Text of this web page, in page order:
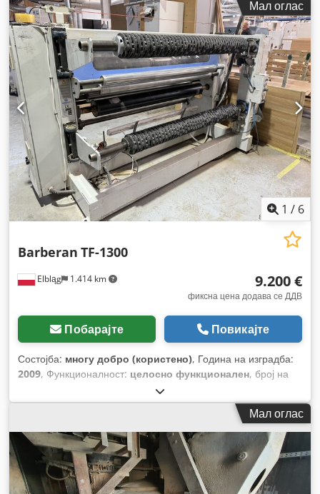
Мал оглас
1 / 6
Elbląg 1.414 km
Barberan TF-1300
9.200 €
фиксна цена додава се ДДВ
Побарајте Повикајте
Состојба: многу добро (користено), Година на изградба:
2009, Функционалност: целосно функционален, број на
, вкупна ширина:
должина:2.400 мм, ширина на филмот:1.300 мм,
Мал оглас